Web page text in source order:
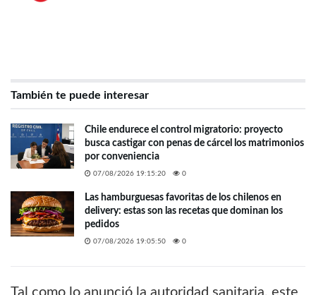
También te puede interesar
Chile endurece el control migratorio: proyecto
busca castigar con penas de cárcel los matrimonios
por conveniencia
07/08/2026 19:15:20 0
Las hamburguesas favoritas de los chilenos en
delivery: estas son las recetas que dominan los
pedidos
07/08/2026 19:05:50 0